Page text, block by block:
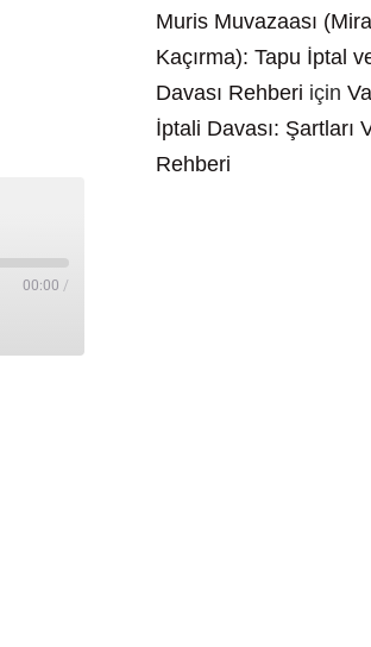
00:00 /
Muris Muvazaası
Kaçırma): Tapu İptal
Davası Rehberi için
İptali Davası: Şartları
Rehberi